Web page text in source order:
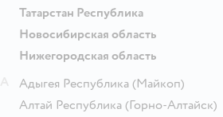
Татарстан Республика
Новосибирская область
Нижегородская область
Адыгея Республика (Майкоп)
Алтай Республика (Горно-Алтайск)